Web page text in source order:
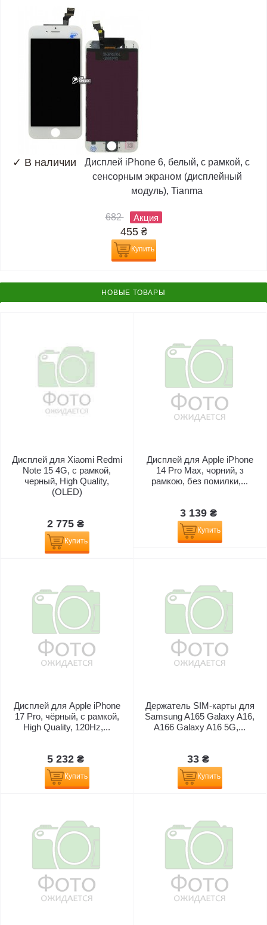
✓ В наличии
Дисплей iPhone 6, белый, с рамкой, с
сенсорным экраном (дисплейный
модуль), Tianma
682 Акция
455 ₴
Купить
НОВЫЕ ТОВАРЫ
Дисплей для Xiaomi Redmi
Note 15 4G, с рамкой,
черный, High Quality,
(OLED)
2 775 ₴
Купить
Дисплей для Apple iPhone
14 Pro Max, чорний, з
рамкою, без помилки,...
3 139 ₴
Купить
Дисплей для Apple iPhone
17 Pro, чёрный, с рамкой,
High Quality, 120Hz,...
5 232 ₴
Купить
Держатель SIM-карты для
Samsung A165 Galaxy A16,
A166 Galaxy A16 5G,...
33 ₴
Купить